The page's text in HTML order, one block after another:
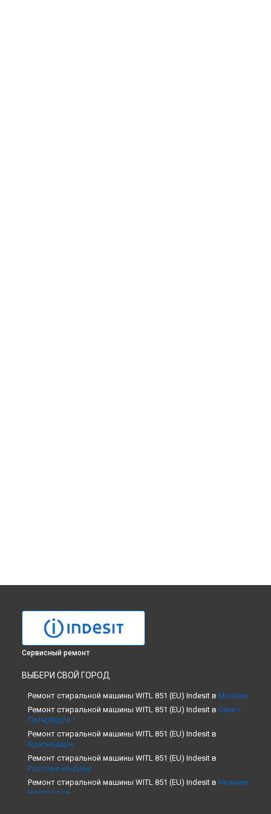
Сервисный ремонт
ВЫБЕРИ СВОЙ ГОРОД
Ремонт стиральной машины WITL 851 (EU) Indesit в Москве
Ремонт стиральной машины WITL 851 (EU) Indesit в Санкт-
Петербурге
Ремонт стиральной машины WITL 851 (EU) Indesit в
Краснодаре
Ремонт стиральной машины WITL 851 (EU) Indesit в
Ростове-на-Дону
Ремонт стиральной машины WITL 851 (EU) Indesit в Нижнем
Новгороде